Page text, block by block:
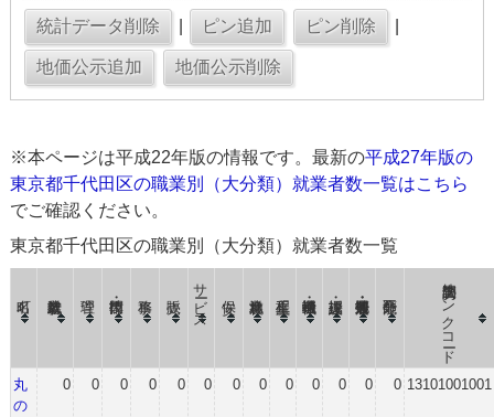
※本ページは平成22年版の情報です。最新の平成27年版の
東京都千代田区の職業別（大分類）就業者数一覧はこちら
でご確認ください。
東京都千代田区の職業別（大分類）就業者数一覧
サービス 国勢調査リンクコード
丸
の
0 0 0 0 0 0 0 0 0 0 0 0 0 13101001001